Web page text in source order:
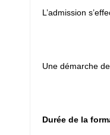
L’admission
Une démarche
Durée de la